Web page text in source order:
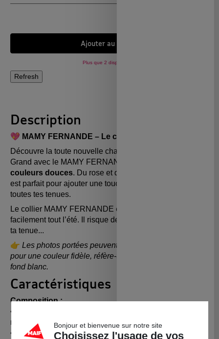
Ajouter au panier
Plus que 2 disponibles !
Description
💖 MAMY FERNANDE – Le collier tout doux
Découvre la toute nouvelle chaîne ultra stylée de Mamy
Grand avec le MAMY FERNANDE ! Un
couleurs douces. Du rose et du vert, ce collier très looké
est parfait pour ajouter une touche colorée et fraîche à
toutes tes tenues.
Le collier MAMY FERNANDE est celui que tu porteras
facilement tout l’été. Il risque de devenir indispensable à
ta tenue...
👉 Les photos portées peuvent être légèrement filtrées :
pour une couleur fidèle, réfère-toi à la photo produit sur
fond blanc.
Caractéristiques
Composition :
• Chaîne et extension en
nouvelle chez Mamy Grand 👵🏻
• Pampilles enlaiton doré à l’or fin(ça brille et Mamy
Bonjour et bienvenue sur notre site
Choisissez l'usage de vos